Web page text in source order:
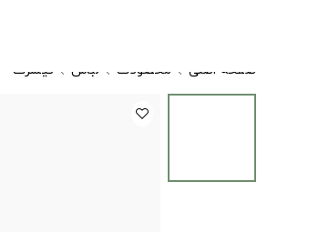
صفحه اصلی محصولات لباس تیشرت